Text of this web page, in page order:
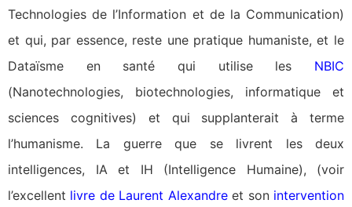
Technologies de l’Information et de la Communication)
et qui, par essence, reste une pratique humaniste, et le
Dataïsme en santé qui utilise les NBIC
(Nanotechnologies, biotechnologies, informatique et
sciences cognitives) et qui supplanterait à terme
l’humanisme. La guerre que se livrent les deux
intelligences, IA et IH (Intelligence Humaine), (voir
l’excellent livre de Laurent Alexandreet son intervention